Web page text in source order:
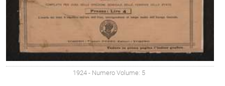
1924 - Numero Volume: 5